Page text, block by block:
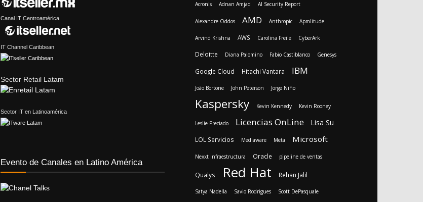
Canal IT Centroamérica
IT Channel Caribbean
Sector Retail Latam
Sector IT en Latinoamérica
Evento de Canales en Latino América
Acronis Adnan Amjad AI Security Report
Alexandre Oddos AMD Anthropic Apmlitude
Arvind Krishna AWS Carolina Freile CyberArk
Deloitte Diana Palomino Fabio Castiblanco Genesys
Google Cloud Hitachi Vantara IBM
João Bortone John Peterson Jorge Niño
Kaspersky Kevin Kennedy Kevin Rooney
Leslie Preciado Licencias OnLine Lisa Su
LOL Servicios Mediaware Meta Microsoft
Nexxt Infraestructura Oracle pipeline de ventas
Qualys Red Hat Rehan Jalil
Satya Nadella Savio Rodrigues Scott DePasquale